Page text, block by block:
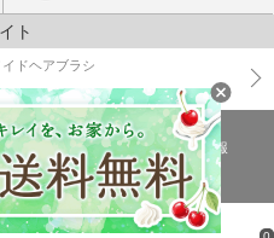
ト
ドヘアブラシ
ポリシー
医薬品販売許可証の情報
PC版で表示
Inc.